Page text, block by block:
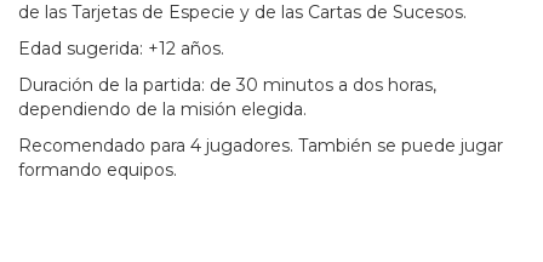
de las Tarjetas de Especie y de las Cartas de Sucesos.
Edad sugerida: +12 años.
Duración de la partida: de 30 minutos a dos horas,
dependiendo de la misión elegida.
Recomendado para 4 jugadores. También se puede jugar
formando equipos.